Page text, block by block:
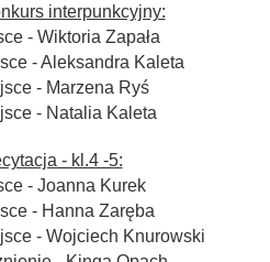
interpunkcyjny:
- Wiktoria Zapała
- Aleksandra Kaleta
- Marzena Ryś
- Natalia Kaleta
- kl.4 -5:
- Joanna Kurek
- Hanna Zaręba
- Wojciech Knurowski